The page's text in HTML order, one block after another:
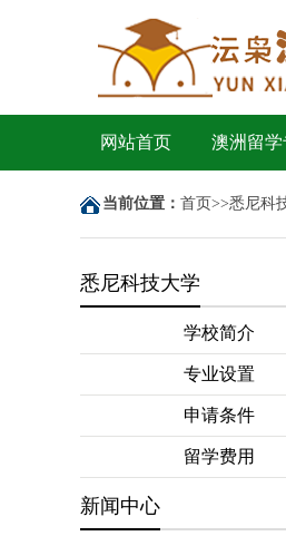
网站首页 澳洲留学
当前位置： 首页>>悉尼科
悉尼科技大学
学校简介
专业设置
申请条件
留学费用
新闻中心